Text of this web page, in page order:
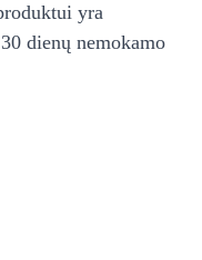
yra
dienų nemokamo